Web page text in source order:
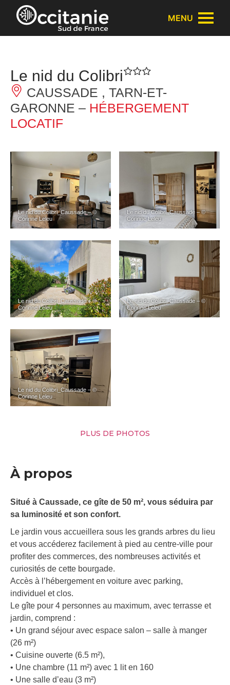
Panneau de gestion des cookies
MENU
Le nid du Colibri
CAUSSADE , TARN-ET-
GARONNE – HÉBERGEMENT
LOCATIF
Le nid du Colibri_Caussade – ©
Corinne Leleu
Le nid du Colibri_Caussade – ©
Corinne Leleu
Le nid du Colibri_Caussade – ©
Corinne Leleu
Le nid du Colibri_Caussade – ©
Corinne Leleu
Le nid du Colibri_Caussade – ©
Corinne Leleu
PLUS DE PHOTOS
À propos
Situé à Caussade, ce gîte de 50 m², vous séduira par
sa luminosité et son confort.
Le jardin vous accueillera sous les grands arbres du lieu
et vous accéderez facilement à pied au centre-ville pour
profiter des commerces, des nombreuses activités et
curiosités de cette bourgade.
Accès à l’hébergement en voiture avec parking,
individuel et clos.
Le gîte pour 4 personnes au maximum, avec terrasse et
jardin, comprend :
• Un grand séjour avec espace salon – salle à manger
(26 m²)
• Cuisine ouverte (6.5 m²),
• Une chambre (11 m²) avec 1 lit en 160
• Une salle d’eau (3 m²)